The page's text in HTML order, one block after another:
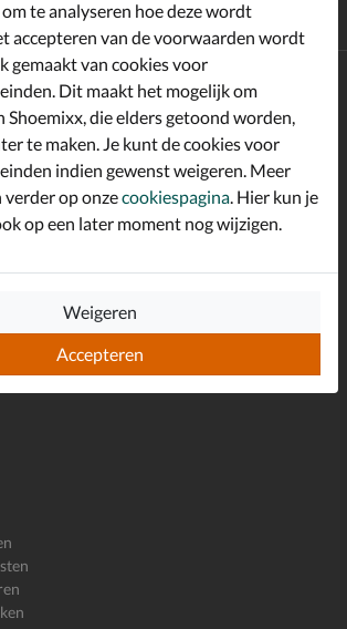
Shoemixx nieuwsbrief en ontvang €10,-
te analyseren hoe deze wordt
accepteren van de voorwaarden wordt
gemaakt van cookies voor
Dit maakt het mogelijk om
die elders getoond worden,
te maken. Je kunt de cookies voor
indien gewenst weigeren. Meer
verder op onzecookiespagina . Hier kun je
op een later moment nog wijzigen.
Accepteren
Weigeren